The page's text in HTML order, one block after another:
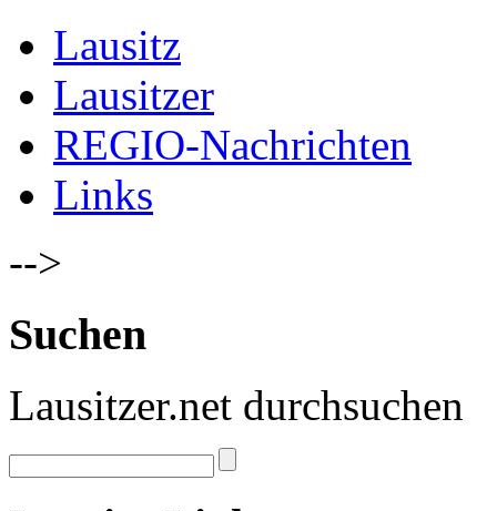
Lausitz
Lausitzer
REGIO-Nachrichten
Links
-->
Suchen
Lausitzer.net durchsuchen